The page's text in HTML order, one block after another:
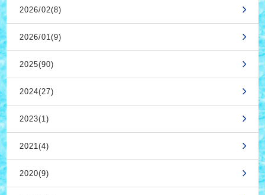
2026/02(8)
2026/01(9)
2025(90)
2024(27)
2023(1)
2021(4)
2020(9)